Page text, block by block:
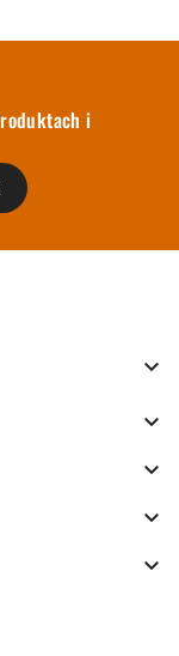
i




